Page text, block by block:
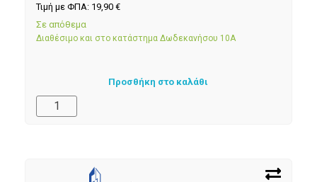
Τιμή με ΦΠΑ: 19,90 €
Σε απόθεμα
Διαθέσιμο και στο κατάστημα Δωδεκανήσου 10Α
Προσθήκη στο καλάθι